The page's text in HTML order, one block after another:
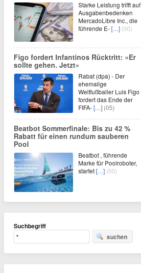
Starke Leistung trifft auf
Ausgabenbedenken
MercadoLibre Inc., die
führende E-[…] (00)
Figo fordert Infantinos Rücktritt: «Er
sollte gehen. Jetzt»
Rabat (dpa) - Der
ehemalige
Weltfußballer Luis Figo
fordert das Ende der
FIFA-[…] (05)
Beatbot Sommerfinale: Bis zu 42 %
Rabatt für einen rundum sauberen
Pool
Beatbot , führende
Marke für Poolroboter,
startet[…] (00)
Suchbegriff
suchen